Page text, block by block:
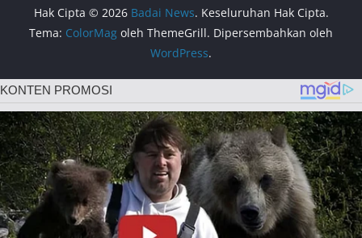
Hak Cipta © 2026 Badai News. Keseluruhan Hak Cipta.
Tema: ColorMag oleh ThemeGrill. Dipersembahkan oleh
WordPress.